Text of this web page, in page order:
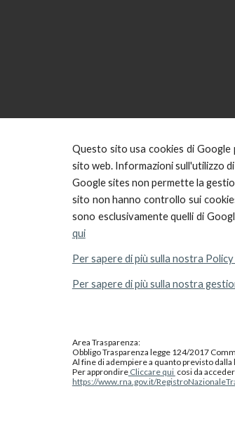
Questo sito usa cookies di
sito web. Informazioni sull'utilizzo
Google sites non permette la
sito non hanno controllo sui
sono esclusivamente quelli di
qui
Per sapere di più sulla nostra
Per sapere di più sulla nostra
Area Trasparenza:
Obbligo Trasparenza legge 124/2017
Al fine di adempiere a quanto previsto
Per approndireCliccare qui cosi da
https://www.rna.gov.it/